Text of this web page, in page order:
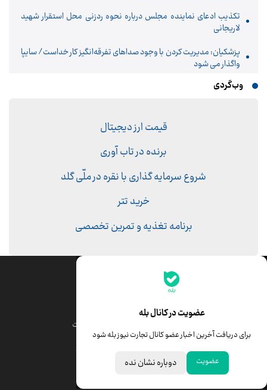
تکذیب ادعای نماینده مجلس درباره نحوه ردزنی محل استقرار شهید
لاریجانی
پزشکیان: مدیریت کردن با وجود صداهای تفرقه‌انگیز کار خداست/ سایپا
واگذار می شود
وب‌گردی
قیمت ارز دیجیتال
برنده در تاب آوری
شروع سرمایه گذاری با نقره در ملّی گلد
خرید تتر
برنامه تغذیه و تمرین تخصصی
عضویت در کانال بله
برای دریافت آخرین اخبار عضو کانال تجارت نیوز بله شود
عضویت دوباره نشان نده
جدیدترین قیمت‌ها
قیمت درهم امارات
خبرهای مهم